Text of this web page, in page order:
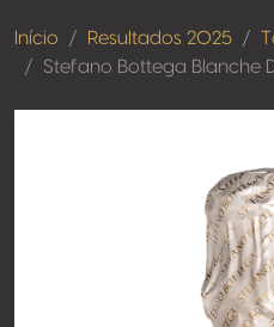
Início Resultados 2025
Stefano Bottega Blanche